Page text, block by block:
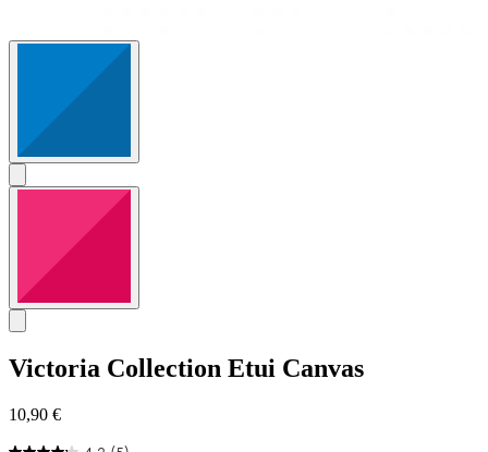
Victoria Collection Etui Canvas
10,90 €